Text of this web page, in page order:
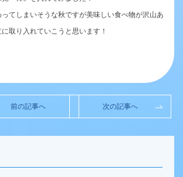
てしまいそうな秋ですが美味しい食べ物が沢山あ
取り入れていこうと思います！
前の記事へ 次の記事へ